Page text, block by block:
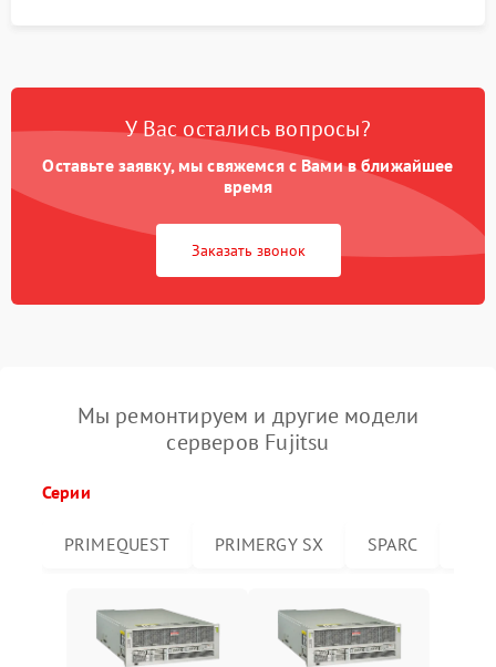
У Вас остались вопросы?
Оставьте заявку, мы свяжемся с Вами в ближайшее
время
Заказать звонок
Мы ремонтируем и другие модели
серверов Fujitsu
Серии
PRIMEQUEST PRIMERGY SX SPARC